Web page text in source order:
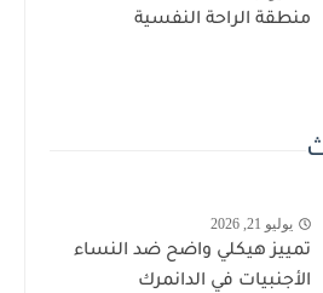
منطقة الراحة النفسية
يوليو 21, 2026
تمييز هيكلي واضح ضد النساء
الأجنبيات في الدانمرك